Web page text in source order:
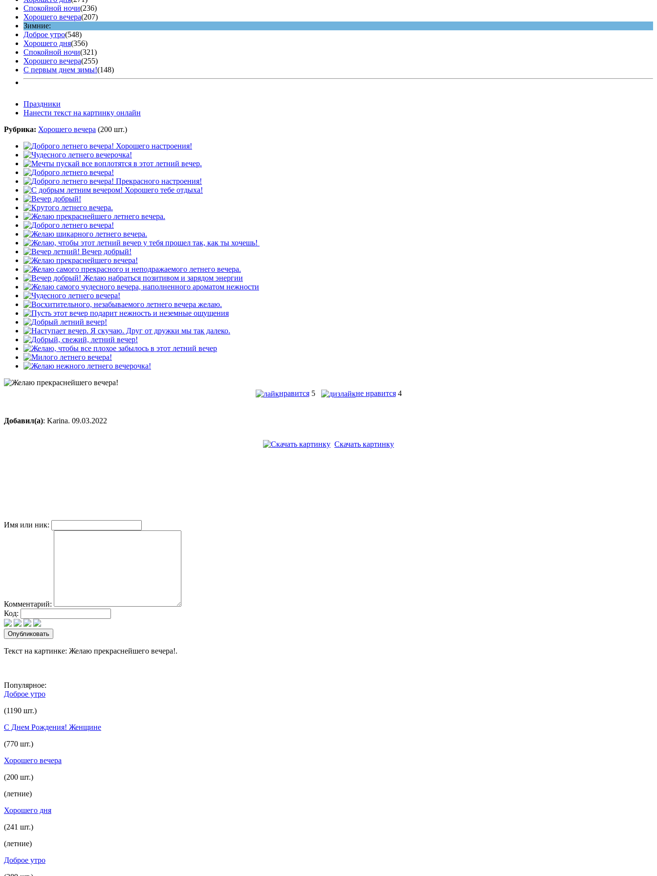
Спокойной ночи(236)
Хорошего вечера(207)
Зимние:
Доброе утро(548)
Хорошего дня(356)
Спокойной ночи(321)
Хорошего вечера(255)
С первым днем зимы!(148)
Праздники
Нанести текст на картинку онлайн
Рубрика: Хорошего вечера (200 шт.)
нравится 5 не нравится 4
Добавил(а): Karina. 09.03.2022
Скачать картинку
Имя или ник:
Комментарий:
Код:
Текст на картинке: Желаю прекраснейшего вечера!.
Популярное:
Доброе утро
(1190 шт.)
С Днем Рождения! Женщине
(770 шт.)
Хорошего вечера
(200 шт.)
(летние)
Хорошего дня
(241 шт.)
(летние)
Доброе утро